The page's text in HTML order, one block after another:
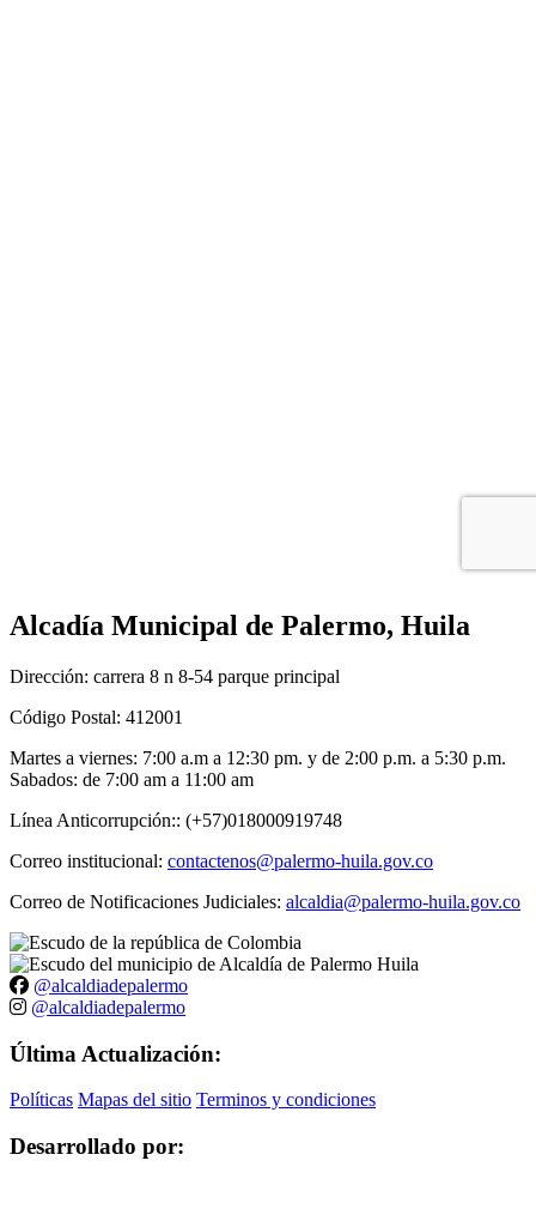
Alcadía Municipal de Palermo, Huila
Dirección: carrera 8 n 8-54 parque principal
Código Postal: 412001
Martes a viernes: 7:00 a.m a 12:30 pm. y de 2:00 p.m. a 5:30 p.m.
Sabados: de 7:00 am a 11:00 am
Línea Anticorrupción:: (+57)018000919748
Correo institucional: contactenos@palermo-huila.gov.co
Correo de Notificaciones Judiciales: alcaldia@palermo-huila.gov.co
@alcaldiadepalermo
@alcaldiadepalermo
Última Actualización:
Políticas Mapas del sitio Terminos y condiciones
Desarrollado por: